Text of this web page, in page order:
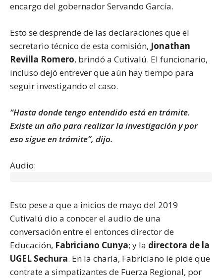
encargo del gobernador Servando García.
Esto se desprende de las declaraciones que el
secretario técnico de esta comisión, Jonathan
Revilla Romero, brindó a Cutivalú. El funcionario,
incluso dejó entrever que aún hay tiempo para
seguir investigando el caso.
“Hasta donde tengo entendido está en trámite.
Existe un año para realizar la investigación y por
eso sigue en trámite”, dijo.
Audio:
Esto pese a que a inicios de mayo del 2019
Cutivalú dio a conocer el audio de una
conversación entre el entonces director de
Educación, Fabriciano Cunya; y la directora de la
UGEL Sechura. En la charla, Fabriciano le pide que
contrate a simpatizantes de Fuerza Regional, por